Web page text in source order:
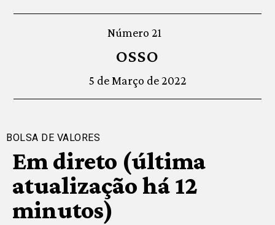
Número 21
OSSO
5 de Março de 2022
BOLSA DE VALORES
Em direto (última
atualização há 12
minutos)